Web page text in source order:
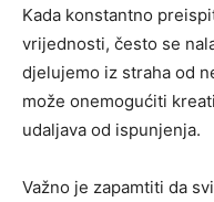
Kada konstantno
vrijednosti, često se
djelujemo iz straha od
može onemogućiti
udaljava od ispunjenja.
Važno je zapamtiti da